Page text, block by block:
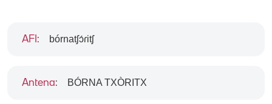
AFI : bórnatʃɔ́ɾitʃ
Antena: BÓRNA TXÒRITX